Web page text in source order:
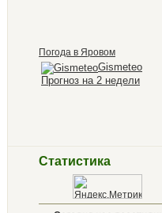
Погода в Яровом
Gismeteo
Прогноз на 2 недели
Статистика